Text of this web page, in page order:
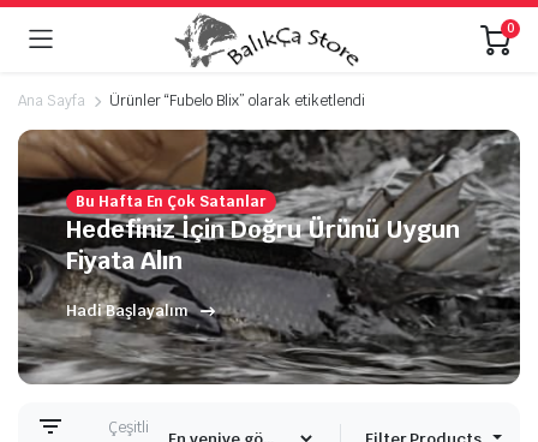
0
Ana Sayfa Ürünler “Fubelo Blix” olarak etiketlendi
Bu Hafta En Çok Satanlar
Hedefiniz İçin Doğru Ürünü Uygun
Fiyata Alın
Hadi Başlayalım
Çeşitli